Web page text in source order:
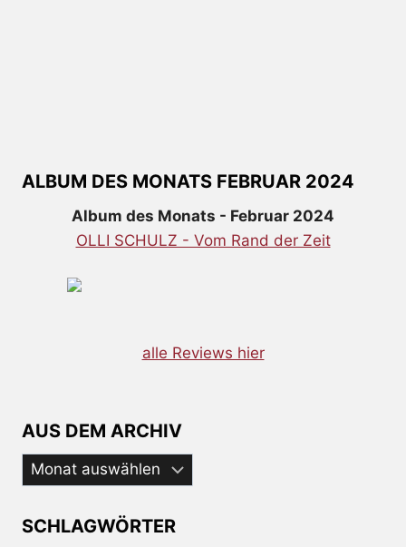
ALBUM DES MONATS FEBRUAR 2024
Album des Monats - Februar 2024
OLLI SCHULZ - Vom Rand der Zeit
alle Reviews hier
AUS DEM ARCHIV
Aus
dem
SCHLAGWÖRTER